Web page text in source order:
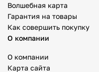
Волшебная карта
Гарантия на товары
Как совершить покупку
О компании
О компании
Карта сайта